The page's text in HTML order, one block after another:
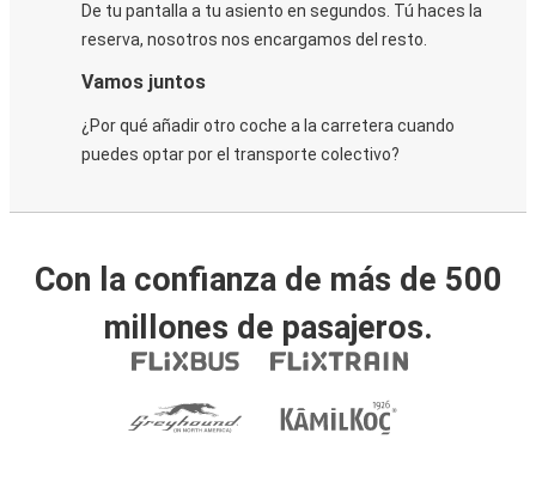
De tu pantalla a tu asiento en segundos. Tú haces la
reserva, nosotros nos encargamos del resto.
Vamos juntos
¿Por qué añadir otro coche a la carretera cuando
puedes optar por el transporte colectivo?
Con la confianza de más de 500
millones de pasajeros.